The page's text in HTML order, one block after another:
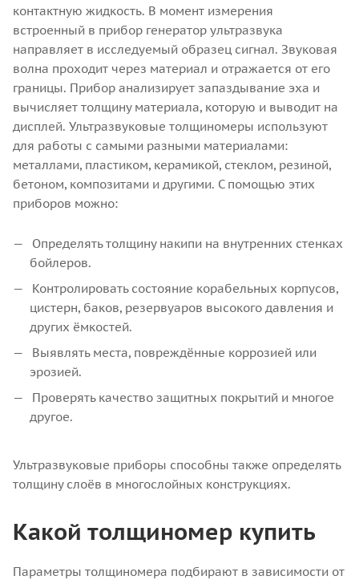
контактную жидкость. В момент измерения
встроенный в прибор генератор ультразвука
направляет в исследуемый образец сигнал. Звуковая
волна проходит через материал и отражается от его
границы. Прибор анализирует запаздывание эха и
вычисляет толщину материала, которую и выводит на
дисплей. Ультразвуковые толщиномеры используют
для работы с самыми разными материалами:
металлами, пластиком, керамикой, стеклом, резиной,
бетоном, композитами и другими. С помощью этих
приборов можно:
Определять толщину накипи на внутренних стенках
бойлеров.
Контролировать состояние корабельных корпусов,
цистерн, баков, резервуаров высокого давления и
других ёмкостей.
Выявлять места, повреждённые коррозией или
эрозией.
Проверять качество защитных покрытий и многое
другое.
Ультразвуковые приборы способны также определять
толщину слоёв в многослойных конструкциях.
Какой толщиномер купить
Параметры толщиномера подбирают в зависимости от